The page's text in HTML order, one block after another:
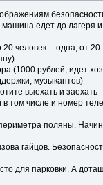
едет до лагеря
человек -- одна, от
(1000 рублей, идет
музыкантов)
выехать и заехать
числе и номер
периметра поляны.
гайцов.
для парковки. А